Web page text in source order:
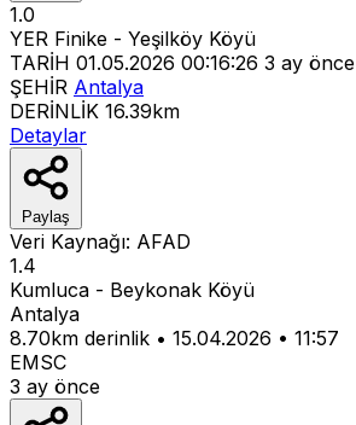
1.0
YER Finike - Yeşilköy Köyü
TARİH 01.05.2026 00:16:26 3 ay önce
ŞEHİR Antalya
DERİNLİK 16.39km
Detaylar
Paylaş
Veri Kaynağı: AFAD
1.4
Kumluca - Beykonak Köyü
Antalya
8.70km derinlik • 15.04.2026 • 11:57
EMSC
3 ay önce